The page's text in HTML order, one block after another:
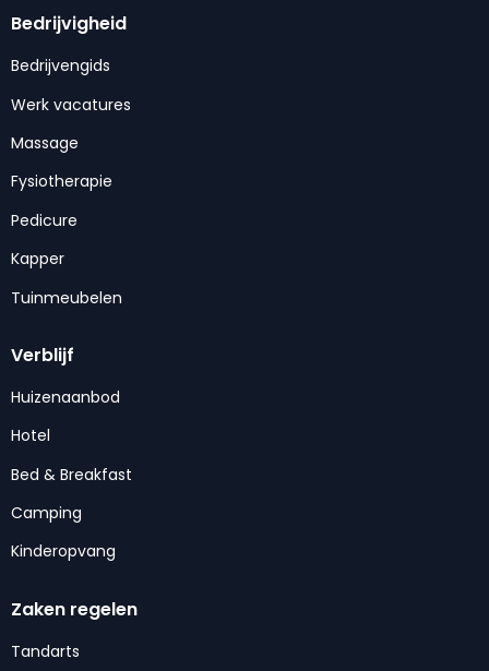
Bedrijvigheid
Bedrijvengids
Werk vacatures
Massage
Fysiotherapie
Pedicure
Kapper
Tuinmeubelen
Verblijf
Huizenaanbod
Hotel
Bed & Breakfast
Camping
Kinderopvang
Zaken regelen
Tandarts